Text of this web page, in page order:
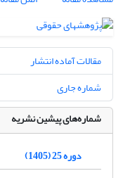
مقالات آماده انتشار
شماره جاری
شماره‌های پیشین نشریه
دوره 25 (1405)